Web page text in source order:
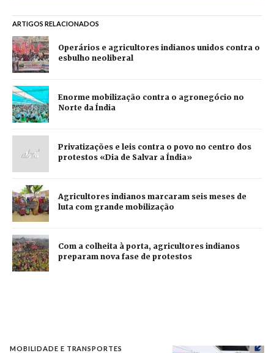
ARTIGOS RELACIONADOS
Operários e agricultores indianos unidos contra o
esbulho neoliberal
Enorme mobilização contra o agronegócio no
Norte da Índia
Privatizações e leis contra o povo no centro dos
protestos «Dia de Salvar a Índia»
Agricultores indianos marcaram seis meses de
luta com grande mobilização
Com a colheita à porta, agricultores indianos
preparam nova fase de protestos
MOBILIDADE E TRANSPORTES